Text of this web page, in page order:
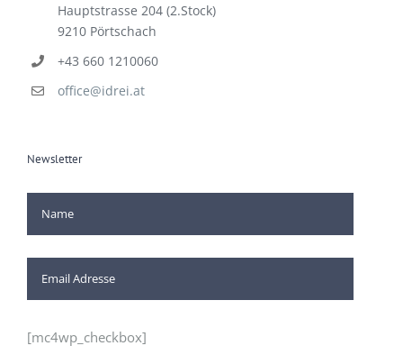
Hauptstrasse 204 (2.Stock)
9210 Pörtschach
+43 660 1210060
office@idrei.at
Newsletter
[mc4wp_checkbox]